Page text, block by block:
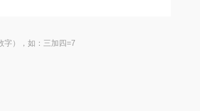
字），如：三加四=7